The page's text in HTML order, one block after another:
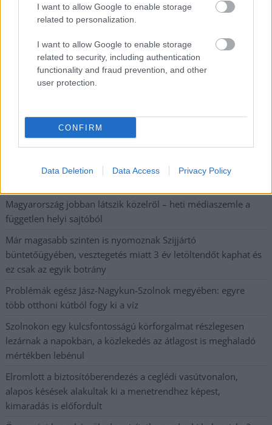
I want to allow Google to enable storage
related to personalization.
I want to allow Google to enable storage
related to security, including authentication
functionality and fraud prevention, and other
user protection.
CONFIRM
Data Deletion Data Access Privacy Policy
A SZOL24 legfrissebb 24 cikke
A Tisza Párt Dr. Baka Andrást jelöli köztársasági elnöknek
Hétfőn kezdik, csütörtökön végeznek – lezárás miatt
fennakadásokra és pótlóbuszos közlekedésre számítsunk az
Magyarország jobban látszik közelről – heti médiaszemle a
független helyi sajtóból
Már magasabb szinten is nyomoznak Szijjártó
büntetőügyében, vesztegetés miatt 3 év letöltendőt kaphat és
ez csak az egyik botrány
Problémák egész Jász-Nagykun-Szolnok megyében: egyre
több otthoni kútból fogy ki a víz
Szolnokon egy kulcsfontosságú körforgalmat részlegesen
lezárnak a napokban, a közlekedés az átlagost is meghaladó
mértékben lebénul
Elromlott a biztosítóberendezés a ceglédi vasútvonalon,
alapos késések alakultak ki a menetrendhez képest,
kimaradás is előfordult